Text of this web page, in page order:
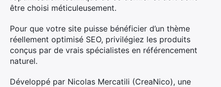
être choisi méticuleusement.
Pour que votre site puisse bénéficier d’un thème
réellement optimisé SEO, privilégiez les produits
conçus par de vrais spécialistes en référencement
naturel.
Développé par Nicolas Mercatili (CreaNico), une
Rechercher
: